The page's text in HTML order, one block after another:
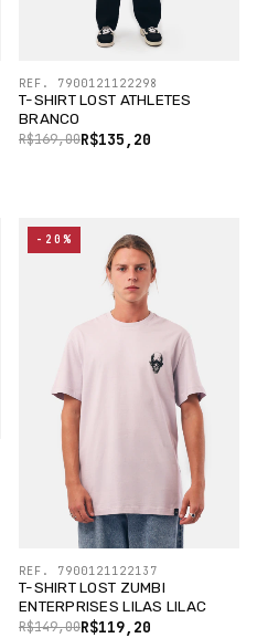
T-SHIRT LOST ATHLETES
BRANCO
R$135,20
R$169,00
REF. 7900121122298
T-SHIRT LOST ZUMBI
ENTERPRISES LILAS LILAC
R$119,20
R$149,00
REF. 7900121122137
-20%